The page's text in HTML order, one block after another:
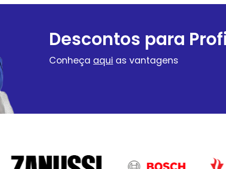
Descontos para
Conheça aqui as vantagens